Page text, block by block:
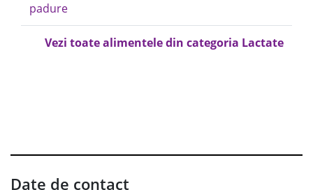
padure
Vezi toate alimentele din categoria Lactate
Date de contact